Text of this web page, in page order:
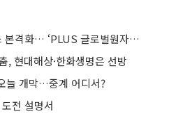
한화운용 “원자력 르네상스 본격화… ‘PLUS 글로벌원자력밸류체인’ 수혜 전망”
현대해상·한화생명은 선방
늘 개막…중계 어디서?
전 설명서